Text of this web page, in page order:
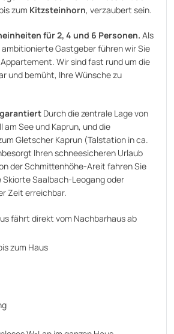
zum Kitzsteinhorn, verzaubert sein.
für 2, 4 und 6 Personen. Als
Gastgeber führen wir Sie
Wir sind fast rund um die
und bemüht, Ihre Wünsche zu
Durch die zentrale Lage von
am See und Kaprun, und die
Gletscher Kaprun (Talstation in ca.
Ihren schneesicheren Urlaub
der Schmittenhöhe-Areit fahren Sie
Skiorte Saalbach-Leogang oder
Zeit erreichbar.
fährt direkt vom Nachbarhaus ab
zum Haus